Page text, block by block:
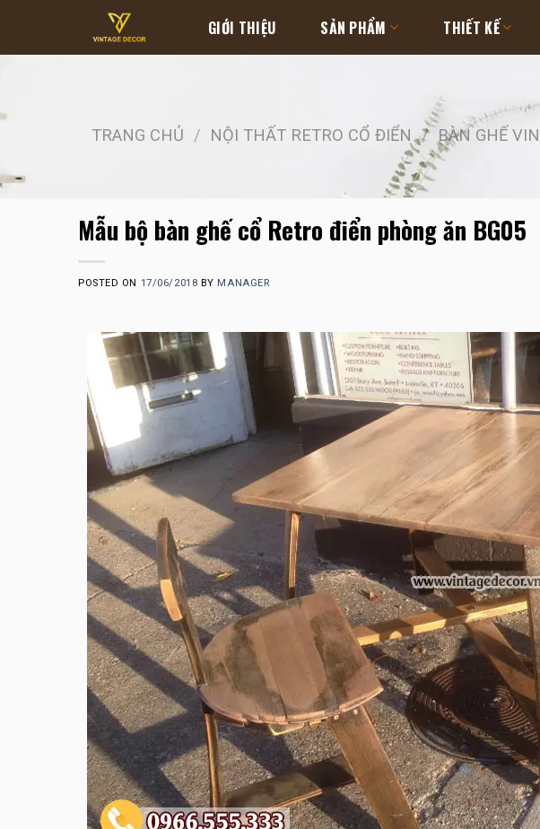
content
GIỚI THIỆU SẢN PHẨM THIẾT KẾ
TRANG CHỦ / NỘI THẤT RETRO CỔ ĐIỂN / BÀN GHẾ
Mẫu bộ bàn ghế cổ Retro điển phòng ăn BG05
POSTED ON 17/06/2018 BY MANAGER